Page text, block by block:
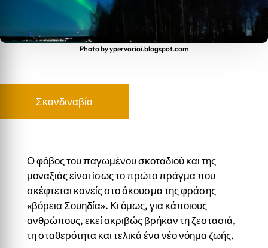
Photo by ypervorioi.blogspot.com
Σκανδιναβία
Ο φόβος του παγωμένου σκοταδιού και της
μοναξιάς είναι ίσως το πρώτο πράγμα που
σκέφτεται κανείς στο άκουσμα της φράσης
«βόρεια Σουηδία». Κι όμως, για κάποιους
ανθρώπους, εκεί ακριβώς βρήκαν τη ζεστασιά,
τη σταθερότητα και τελικά ένα νέο νόημα ζωής.